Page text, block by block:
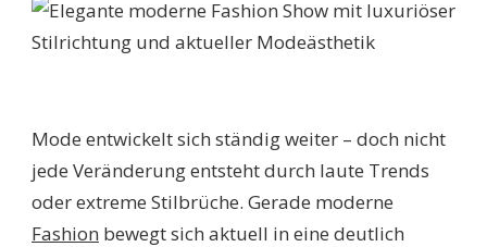
Mode entwickelt sich ständig weiter – doch nicht
jede Veränderung entsteht durch laute Trends
oder extreme Stilbrüche. Gerade moderne
Fashion bewegt sich aktuell in eine deutlich